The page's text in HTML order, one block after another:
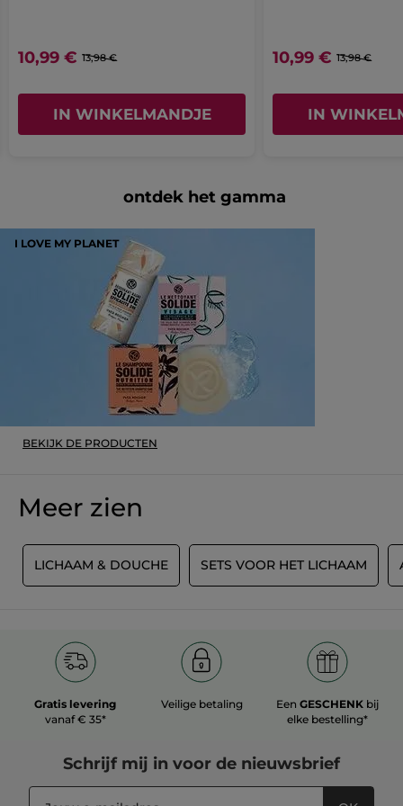
10,99 € 13,98 €
IN WINKELMANDJE
10,99 € 13,98 €
IN
ontdek het gamma
I LOVE MY PLANET
BEKIJK DE PRODUCTEN
Meer zien
LICHAAM & DOUCHE SETS VOOR HET LICHAAM
Gratis levering
vanaf € 35*
Veilige betaling EenGESCHENK bij
elke bestelling*
Schrijf mij in voor de nieuwsbrief